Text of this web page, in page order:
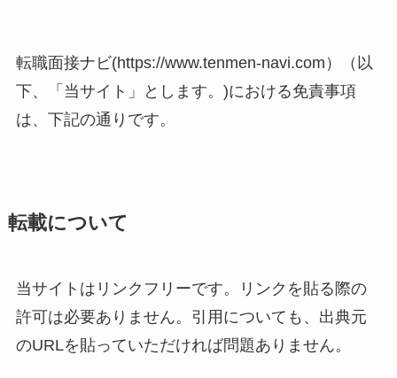
転職面接ナビ(https://www.tenmen-navi.com）（以
下、「当サイト」とします。)における免責事項
は、下記の通りです。
転載について
当サイトはリンクフリーです。リンクを貼る際の
許可は必要ありません。引用についても、出典元
のURLを貼っていただければ問題ありません。